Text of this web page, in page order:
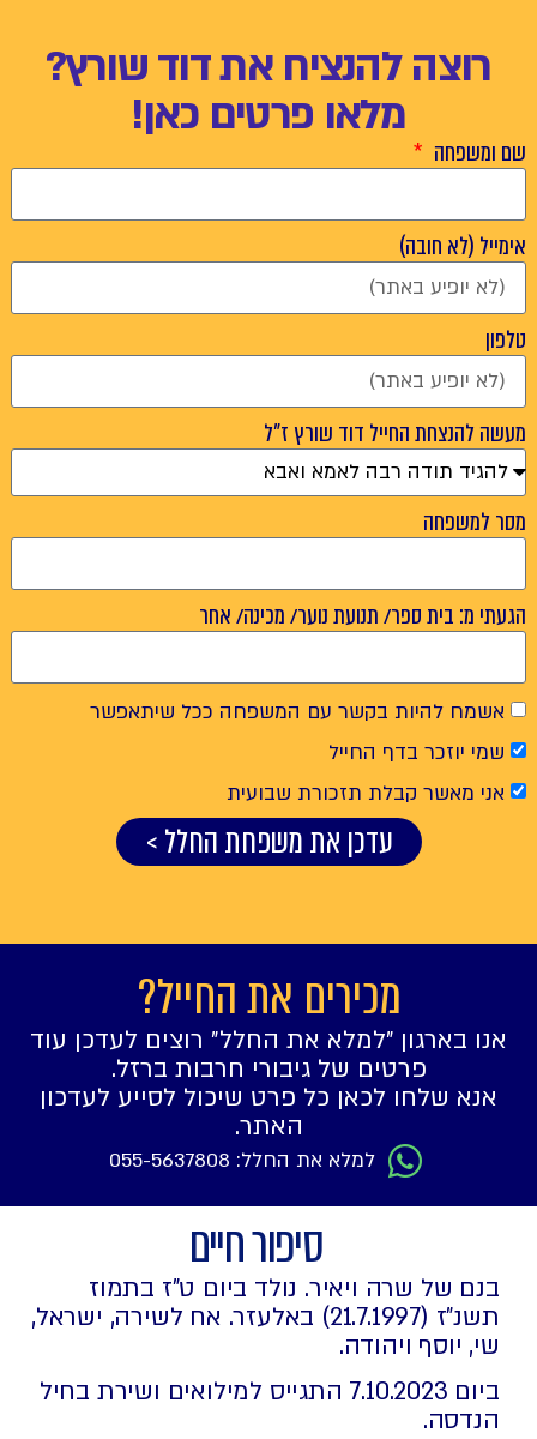
רוצה להנציח את דוד שורץ?
מלאו פרטים כאן!
שם ומשפחה
אימייל (לא חובה)
טלפון
מעשה להנצחת החייל דוד שורץ ז"ל
מסר למשפחה
הגעתי מ: בית ספר/ תנועת נוער/ מכינה/ אחר
אשמח להיות בקשר עם המשפחה ככל שיתאפשר
שמי יוזכר בדף החייל
אני מאשר קבלת תזכורת שבועית
עדכן את משפחת החלל >
מכירים את החייל?
אנו בארגון ״למלא את החלל״ רוצים לעדכן עוד
פרטים של גיבורי חרבות ברזל.
אנא שלחו לכאן כל פרט שיכול לסייע לעדכון
האתר.
למלא את החלל: 055-5637808
סיפור חיים
בנם של שרה ויאיר. נולד ביום ט"ז בתמוז
תשנ"ז (21.7.1997) באלעזר. אח לשירה, ישראל,
שי, יוסף ויהודה.
ביום 7.10.2023 התגייס למילואים ושירת בחיל
הנדסה.